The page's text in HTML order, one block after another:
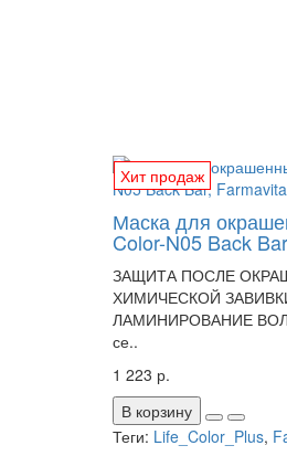
Хит продаж
Маска для
Color-N05 Back
ЗАЩИТА ПОСЛЕ
ХИМИЧЕСКОЙ
ЛАМИНИРОВАНИЕ
се..
1 223 р.
В корзину
Теги: Life_Color_Plus,